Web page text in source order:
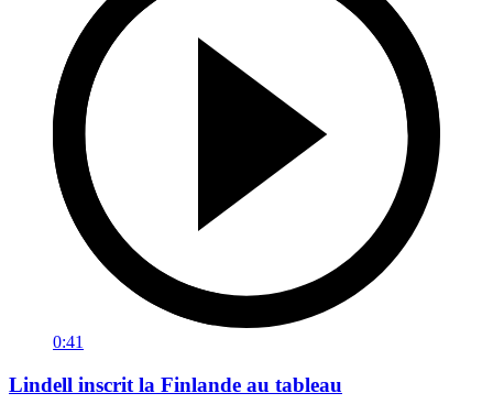
0:41
Lindell inscrit la Finlande au tableau